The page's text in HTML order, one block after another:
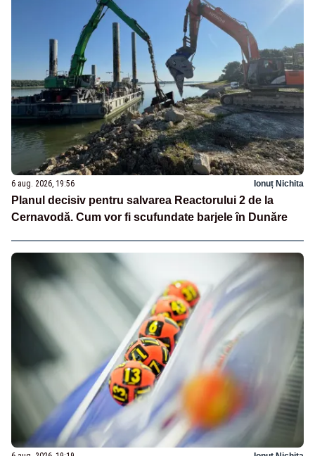
6 aug. 2026, 19:56 Ionuț Nichita
Planul decisiv pentru salvarea Reactorului 2 de la
Cernavodă. Cum vor fi scufundate barjele în Dunăre